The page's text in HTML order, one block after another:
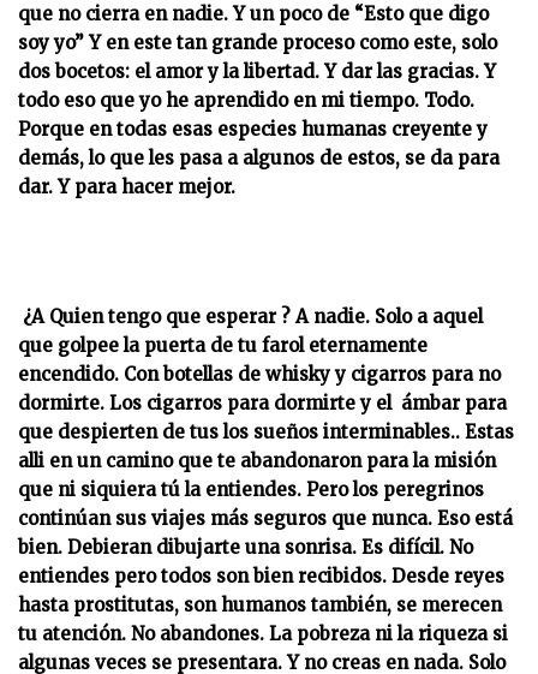
que no cierra en nadie. Y un poco de “Esto que digo
soy yo” Y en este tan grande proceso como este, solo
dos bocetos: el amor y la libertad. Y dar las gracias. Y
todo eso que yo he aprendido en mi tiempo. Todo.
Porque en todas esas especies humanas creyente y
demás, lo que les pasa a algunos de estos, se da para
dar. Y para hacer mejor.
¿A Quien tengo que esperar ? A nadie. Solo a aquel
que golpee la puerta de tu farol eternamente
encendido. Con botellas de whisky y cigarros para no
dormirte. Los cigarros para dormirte y el ámbar para
que despierten de tus los sueños interminables.. Estas
alli en un camino que te abandonaron para la misión
que ni siquiera tú la entiendes. Pero los peregrinos
continúan sus viajes más seguros que nunca. Eso está
bien. Debieran dibujarte una sonrisa. Es difícil. No
entiendes pero todos son bien recibidos. Desde reyes
hasta prostitutas, son humanos también, se merecen
tu atención. No abandones. La pobreza ni la riqueza si
algunas veces se presentara. Y no creas en nada. Solo